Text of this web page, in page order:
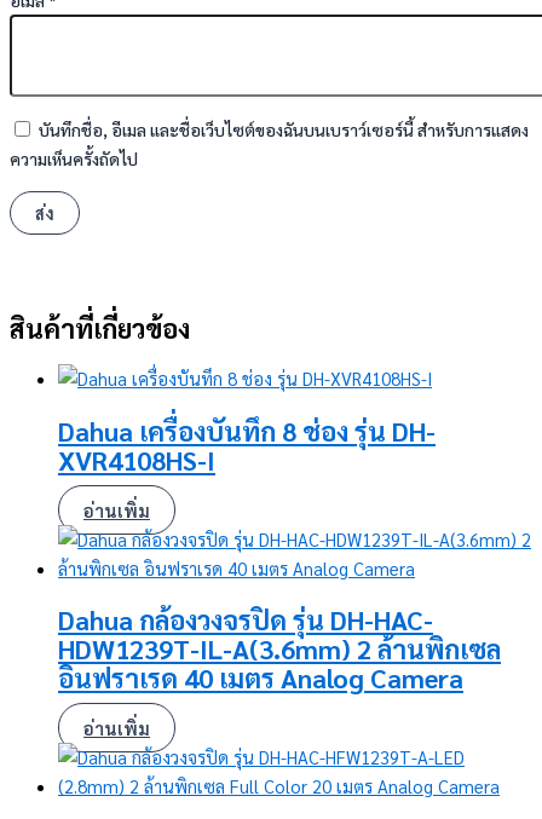
บันทึกชื่อ, อีเมล และชื่อเว็บไซต์ของฉันบนเบราว์เซอร์นี้ สำหรับการแสดง
ความเห็นครั้งถัดไป
สินค้าที่เกี่ยวข้อง
Dahua เครื่องบันทึก 8 ช่อง รุ่น DH-
XVR4108HS-I
อ่านเพิ่ม
Dahua กล้องวงจรปิด รุ่น DH-HAC-
HDW1239T-IL-A(3.6mm) 2 ล้านพิกเซล
อินฟราเรด 40 เมตร Analog Camera
อ่านเพิ่ม